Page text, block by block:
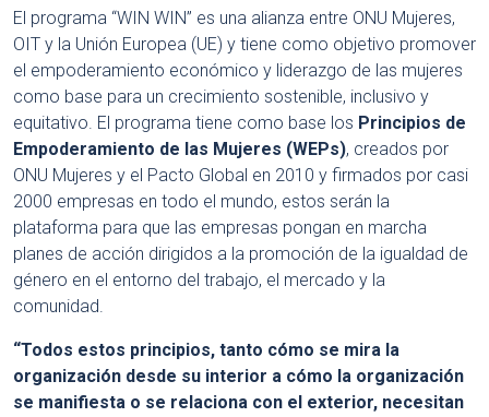
El programa “WIN WIN” es una alianza entre ONU Mujeres,
OIT y la Unión Europea (UE) y tiene como objetivo promover
el empoderamiento económico y liderazgo de las mujeres
como base para un crecimiento sostenible, inclusivo y
equitativo. El programa tiene como base los Principios de
Empoderamiento de las Mujeres (WEPs), creados por
ONU Mujeres y el Pacto Global en 2010 y firmados por casi
2000 empresas en todo el mundo, estos serán la
plataforma para que las empresas pongan en marcha
planes de acción dirigidos a la promoción de la igualdad de
género en el entorno del trabajo, el mercado y la
comunidad.
“Todos estos principios, tanto cómo se mira la
organización desde su interior a cómo la organización
se manifiesta o se relaciona con el exterior, necesitan